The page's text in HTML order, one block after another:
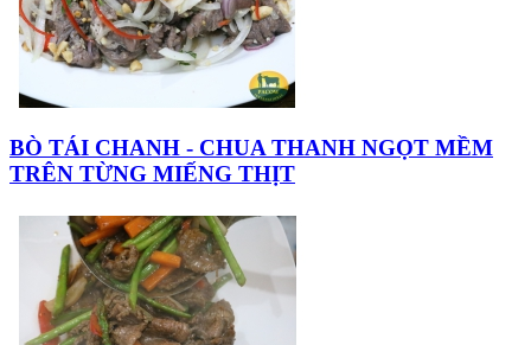
BÒ TÁI CHANH - CHUA THANH NGỌT MỀM
TRÊN TỪNG MIẾNG THỊT